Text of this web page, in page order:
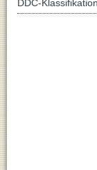
DDC-Klassifikation